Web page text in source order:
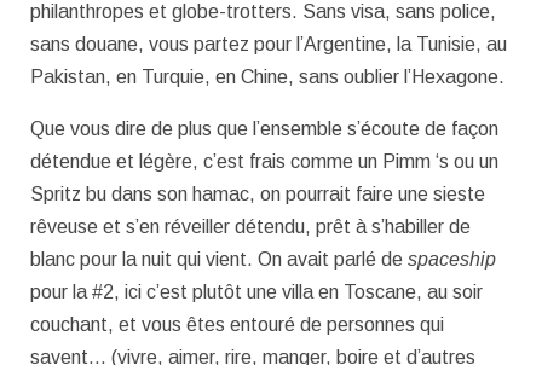
philanthropes et globe-trotters. Sans visa, sans police,
sans douane, vous partez pour l’Argentine, la Tunisie, au
Pakistan, en Turquie, en Chine, sans oublier l’Hexagone.
Que vous dire de plus que l’ensemble s’écoute de façon
détendue et légère, c’est frais comme un Pimm ‘s ou un
Spritz bu dans son hamac, on pourrait faire une sieste
rêveuse et s’en réveiller détendu, prêt à s’habiller de
blanc pour la nuit qui vient. On avait parlé de spaceship
pour la #2, ici c’est plutôt une villa en Toscane, au soir
couchant, et vous êtes entouré de personnes qui
savent… (vivre, aimer, rire, manger, boire et d’autres